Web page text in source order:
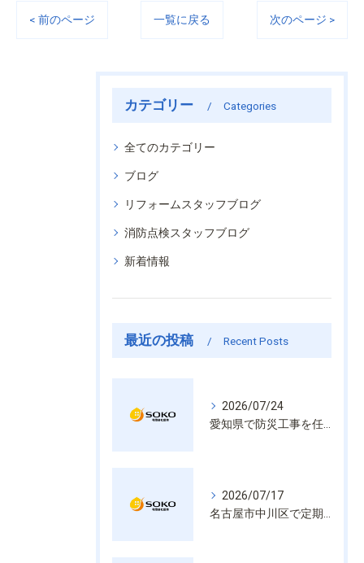
< 前のページ 一覧に戻る 次のページ >
カテゴリー Categories
全てのカテゴリー
ブログ
リフォームスタッフブログ
消防点検スタッフブログ
新着情報
最近の投稿 Recent Posts
2026/07/24
2026/07/17